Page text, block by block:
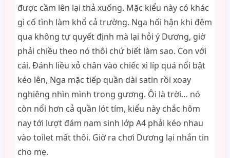
được cầm lên lại thả xuống. Mặc kiểu này có khác
gì cố tình làm khổ cả trường. Nga hối hận khi đêm
qua không tự quyết định mà lại hỏi ý Dương, giờ
phải chiều theo nó thôi chứ biết làm sao. Con với
cái. Đánh liều xỏ chân vào chiếc xì líp quá nổi bật
kéo lên, Nga mặc tiếp quần dài satin rồi xoay
nghiêng nhìn mình trong gương. Ôi là trời… nó
còn nổi hơn cả quần lót tím, kiểu này chắc hôm
nay tới lượt đám nam sinh lớp A4 phải kéo nhau
vào toilet mất thôi. Giờ ra chơi Dương lại nhắn tin
cho mẹ.